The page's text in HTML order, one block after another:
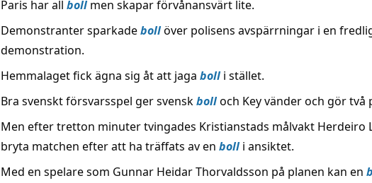
Paris har all bollmen skapar förvånansvärt lite.
Demonstranter sparkadebollöver polisens avspärrningar i en
demonstration.
Hemmalaget fick ägna sig åt att jaga bolli stället.
Bra svenskt försvarsspel ger svenskbolloch Key vänder och gör två
Men efter tretton minuter tvingades Kristianstads målvakt Herdeiro
bryta matchen efter att ha träffats av en bolli ansiktet.
Med en spelare som Gunnar Heidar Thorvaldsson på planen kan en